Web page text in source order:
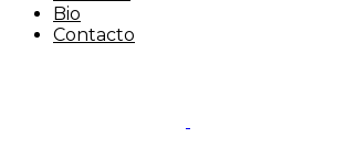
Bio
Contacto